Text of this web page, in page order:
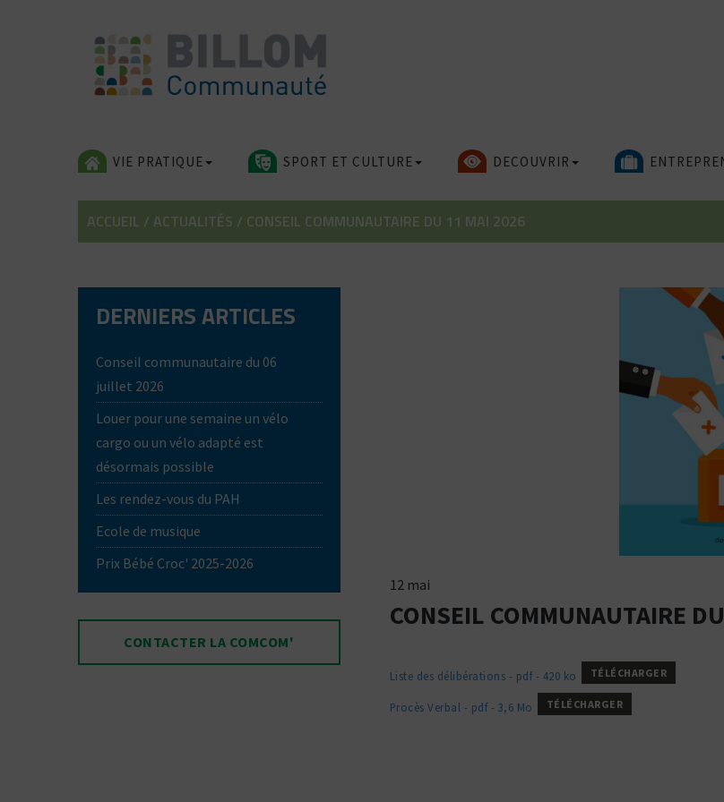
VIE PRATIQUE SPORT ET CULTURE DECOUVRIR
ACCUEIL / ACTUALITÉS / CONSEIL COMMUNAUTAIRE DU 11 MAI 2026
DERNIERS ARTICLES
Conseil communautaire du 06
juillet 2026
Louer pour une semaine un vélo
cargo ou un vélo adapté est
désormais possible
Les rendez-vous du PAH
Ecole de musique
Prix Bébé Croc' 2025-2026
CONTACTER LA COMCOM'
12 mai
CONSEIL COMMUNAUTAIRE
Liste des déli­bé­ra­tions - pdf - 420 ko TÉLÉCHARGER
Procès Verbal - pdf - 3,6 Mo TÉLÉCHARGER